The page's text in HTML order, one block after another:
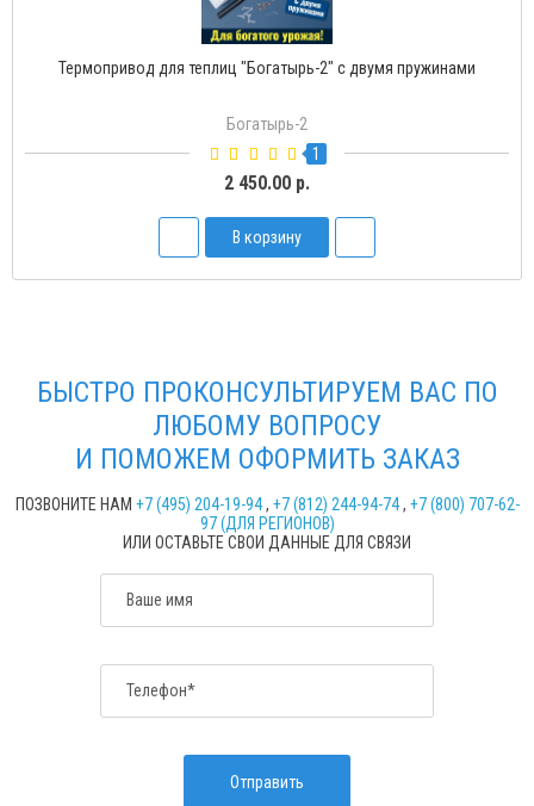
Термопривод для теплиц "Богатырь-2" с двумя пружинами
Богатырь-2
1
2 450.00 р.
В корзину
БЫСТРО ПРОКОНСУЛЬТИРУЕМ ВАС ПО
ЛЮБОМУ ВОПРОСУ
И ПОМОЖЕМ ОФОРМИТЬ ЗАКАЗ
ПОЗВОНИТЕ НАМ +7 (495) 204-19-94, +7 (812) 244-94-74, +7 (800) 707-62-
97 (ДЛЯ РЕГИОНОВ)
ИЛИ ОСТАВЬТЕ СВОИ ДАННЫЕ ДЛЯ СВЯЗИ
Ваше имя
Телефон*
Отправить